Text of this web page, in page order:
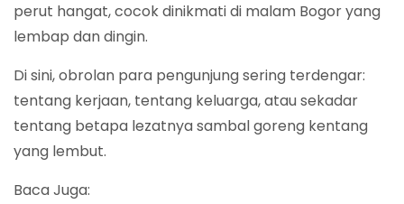
perut hangat, cocok dinikmati di malam Bogor yang
lembap dan dingin.
Di sini, obrolan para pengunjung sering terdengar:
tentang kerjaan, tentang keluarga, atau sekadar
tentang betapa lezatnya sambal goreng kentang
yang lembut.
Baca Juga: